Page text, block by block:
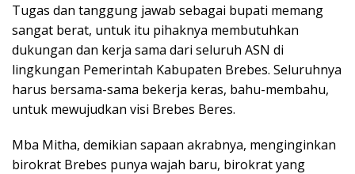
Tugas dan tanggung jawab sebagai bupati memang
sangat berat, untuk itu pihaknya membutuhkan
dukungan dan kerja sama dari seluruh ASN di
lingkungan Pemerintah Kabupaten Brebes. Seluruhnya
harus bersama-sama bekerja keras, bahu-membahu,
untuk mewujudkan visi Brebes Beres.
Mba Mitha, demikian sapaan akrabnya, menginginkan
birokrat Brebes punya wajah baru, birokrat yang